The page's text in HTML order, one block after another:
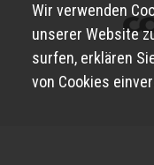
Wir verwenden
unserer Website
surfen, erklären
von Cookies